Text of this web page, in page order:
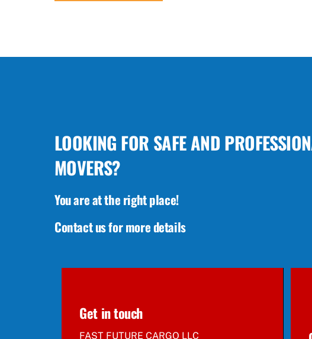
LOOKING FOR SAFE AND
MOVERS?
You are at the right place!
Contact us for more details
Get in touch
FAST FUTURE CARGO LLC